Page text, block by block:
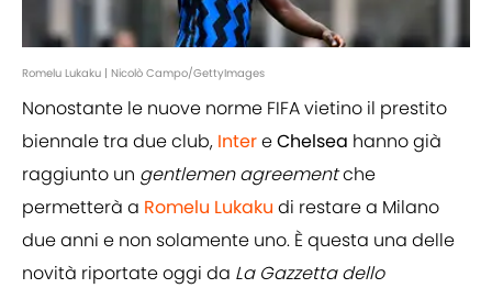
Romelu Lukaku | Nicolò Campo/GettyImages
Nonostante le nuove norme FIFA vietino il prestito
biennale tra due club, IntereChelsea hanno già
raggiunto un gentlemen agreementche
permetterà a Romelu Lukaku di restare a Milano
due anni e non solamente uno. È questa una delle
novità riportate oggi da La Gazzetta dello